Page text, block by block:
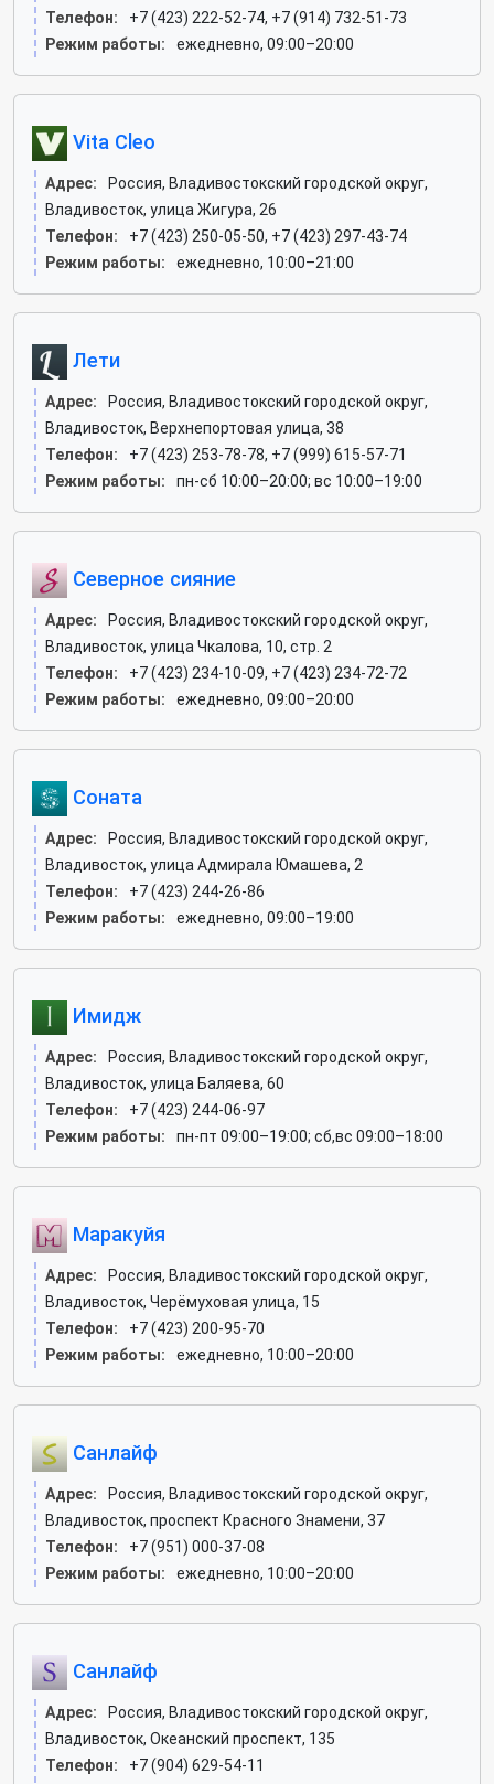
Телефон:
+7 (423) 222-52-74, +7 (914) 732-51-73
Режим работы:
ежедневно, 09:00–20:00
Vita Cleo
Адрес:
Россия, Владивостокский городской округ,
Владивосток, улица Жигура, 26
Телефон:
+7 (423) 250-05-50, +7 (423) 297-43-74
Режим работы:
ежедневно, 10:00–21:00
Лети
Адрес:
Россия, Владивостокский городской округ,
Владивосток, Верхнепортовая улица, 38
Телефон:
+7 (423) 253-78-78, +7 (999) 615-57-71
Режим работы:
пн-сб 10:00–20:00; вс 10:00–19:00
Северное сияние
Адрес:
Россия, Владивостокский городской округ,
Владивосток, улица Чкалова, 10, стр. 2
Телефон:
+7 (423) 234-10-09, +7 (423) 234-72-72
Режим работы:
ежедневно, 09:00–20:00
Соната
Адрес:
Россия, Владивостокский городской округ,
Владивосток, улица Адмирала Юмашева, 2
Телефон:
+7 (423) 244-26-86
Режим работы:
ежедневно, 09:00–19:00
Имидж
Адрес:
Россия, Владивостокский городской округ,
Владивосток, улица Баляева, 60
Телефон:
+7 (423) 244-06-97
Режим работы:
пн-пт 09:00–19:00; сб,вс 09:00–18:00
Маракуйя
Адрес:
Россия, Владивостокский городской округ,
Владивосток, Черёмуховая улица, 15
Телефон:
+7 (423) 200-95-70
Режим работы:
ежедневно, 10:00–20:00
Санлайф
Адрес:
Россия, Владивостокский городской округ,
Владивосток, проспект Красного Знамени, 37
Телефон:
+7 (951) 000-37-08
Режим работы:
ежедневно, 10:00–20:00
Санлайф
Адрес:
Россия, Владивостокский городской округ,
Владивосток, Океанский проспект, 135
Телефон:
+7 (904) 629-54-11